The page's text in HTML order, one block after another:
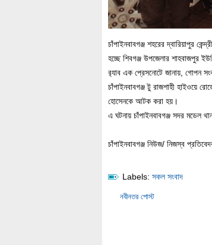
চাঁপাইনবাবগঞ্জ শহরের দ্বারিয়াপুর
হচ্ছে শিবগঞ্জ উপজেলার শাহবাজপুর
র‌্যাব এক প্রেসনোটে জানায়, গোপন
চাঁপাইনবাবগঞ্জ টু রাজশাহী হাইওয়ে
হোসেনকে আটক করা হয়।
এ ঘটনায় চাঁপাইনবাবগঞ্জ সদর মডেল
চাঁপাইনবাবগঞ্জ নিউজ/ নিজস্ব
Labels: সকল সংবাদ
নবীনতর পোস্ট